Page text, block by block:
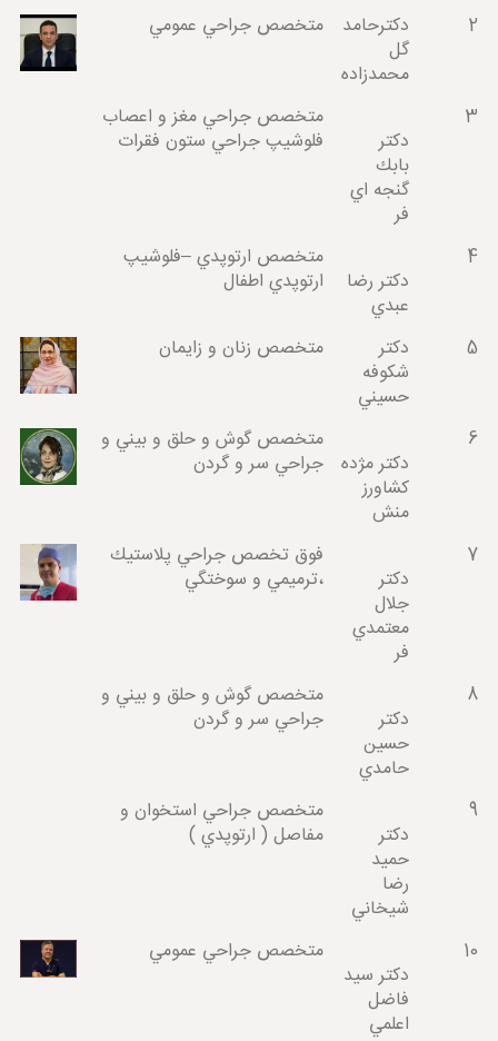
2
دكترحامد
گل
محمدزاده
متخصص جراحي عمومي
3
دكتر
بابك
گنجه اي
فر
متخصص جراحي مغز و اعصاب
فلوشيپ جراحي ستون فقرات
4
دكتر رضا
عبدي
متخصص ارتوپدي –فلوشيپ
ارتوپدي اطفال
5
دكتر
شكوفه
حسيني
متخصص زنان و زايمان
6
دكتر مژده
كشاورز
منش
متخصص گوش و حلق و بيني و
جراحي سر و گردن
7
دكتر
جلال
معتمدي
فر
فوق تخصص جراحي پلاستيك
،ترميمي و سوختگي
8
دكتر
حسين
حامدي
متخصص گوش و حلق و بيني و
جراحي سر و گردن
9
دكتر
حميد
رضا
شيخاني
متخصص جراحي استخوان و
مفاصل ( ارتوپدي )
10
دكتر سيد
فاضل
اعلمي
متخصص جراحي عمومي